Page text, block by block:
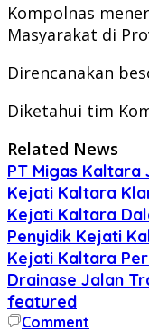
Kompolnas
Masyarakat di
Direncanakan
Diketahui tim
Related News
PT Migas
‎Kejati Kaltara
Kejati Kaltara
Penyidik Kejati
Kejati Kaltara
Drainase Jalan
featured
Comment